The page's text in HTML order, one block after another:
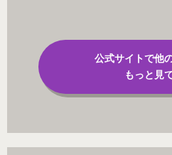
公式サイトで他
もっと見